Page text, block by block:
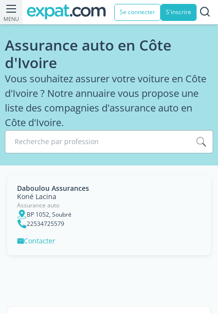
MENU
Se connecter S'inscrire
Assurance auto en Côte
d'Ivoire
Vous souhaitez assurer votre voiture en Côte
d'Ivoire ? Notre annuaire vous propose une
liste des compagnies d'assurance auto en
Côte d'Ivoire.
Recherche par profession
Daboulou Assurances
Koné Lacina
Assurance auto
BP 1052, Soubré
22534725579
Contacter